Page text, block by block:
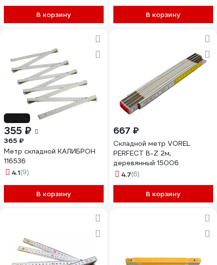
В корзину В корзину
355 ₽
365 ₽
Метр складной КАЛИБРОН
116536
4.1(9)
В корзину
667 ₽
Складной метр VOREL
PERFECT B-Z 2м,
деревянный 15006
4.7(6)
В корзину